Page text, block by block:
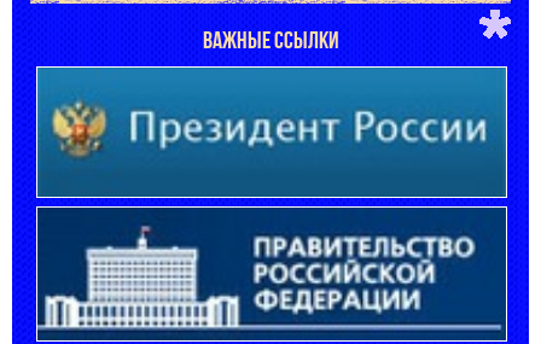
ВАЖНЫЕ ССЫЛКИ